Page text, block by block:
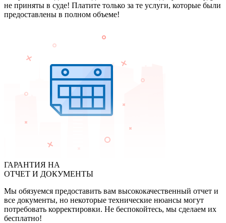
не приняты в суде! Платите только за те услуги, которые были
предоставлены в полном объеме!
ГАРАНТИЯ НА
ОТЧЕТ И ДОКУМЕНТЫ
Мы обязуемся предоставить вам высококачественный отчет и
все документы, но некоторые технические нюансы могут
потребовать корректировки. Не беспокойтесь, мы сделаем их
бесплатно!